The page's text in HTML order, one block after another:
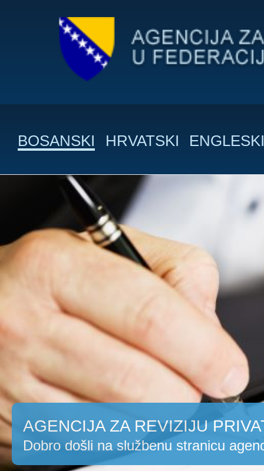
BOSANSKI HRVATSKI
AGENCIJA ZA REVIZIJU
Dobro došli na službenu stranicu